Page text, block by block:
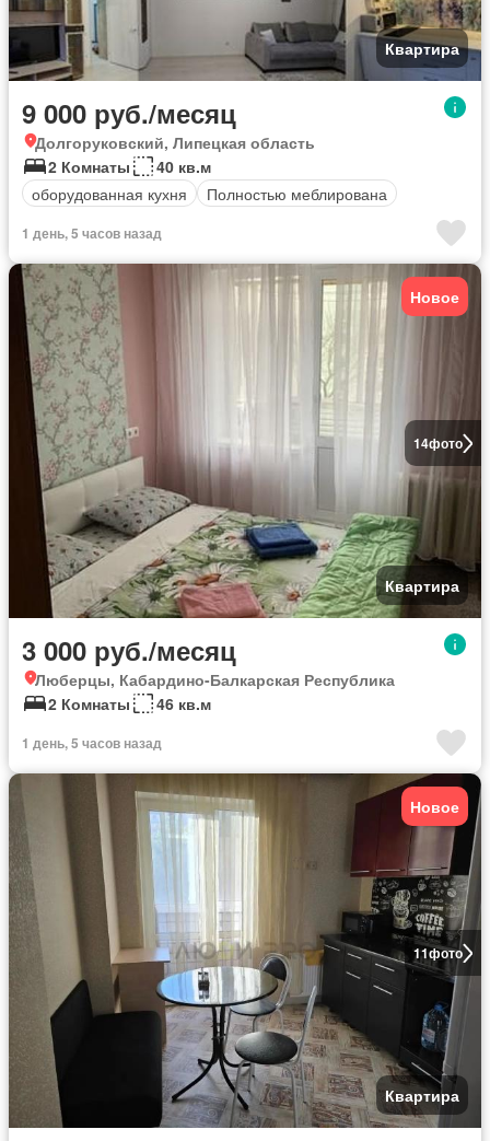
Квартира
9 000 руб./месяц
Долгоруковский, Липецкая область
2 Комнаты
40 кв.м
оборудованная кухня
Полностью меблирована
1 день, 5 часов назад
14фото
Новое
Квартира
3 000 руб./месяц
Люберцы, Кабардино-Балкарская Республика
2 Комнаты
46 кв.м
1 день, 5 часов назад
11фото
Новое
Квартира